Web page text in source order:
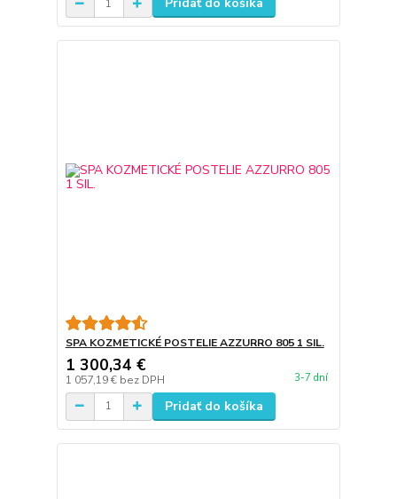
SPA KOZMETICKÉ POSTELIE AZZURRO 805 1 SIL.
1 300,34 €
1 057,19 € bez DPH 3-7 dní
Pridať do košíka